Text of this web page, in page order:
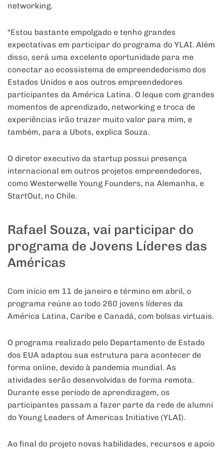
networking.
“Estou bastante empolgado e tenho grandes
expectativas em participar do programa do YLAI. Além
disso, será uma excelente oportunidade para me
conectar ao ecossistema de empreendedorismo dos
Estados Unidos e aos outros empreendedores
participantes da América Latina. O leque com grandes
momentos de aprendizado, networking e troca de
experiências irão trazer muito valor para mim, e
também, para a Ubots, explica Souza.
O diretor executivo da startup possui presença
internacional em outros projetos empreendedores,
como Westerwelle Young Founders, na Alemanha, e
StartOut, no Chile.
Rafael Souza, vai participar do
programa de Jovens Líderes das
Américas
Com início em 11 de janeiro e término em abril, o
programa reúne ao todo 260 jovens líderes da
América Latina, Caribe e Canadá, com bolsas virtuais.
O programa realizado pelo Departamento de Estado
dos EUA adaptou sua estrutura para acontecer de
forma online, devido à pandemia mundial. As
atividades serão desenvolvidas de forma remota.
Durante esse período de aprendizagem, os
participantes passam a fazer parte da rede de alumni
do Young Leaders of Americas Initiative (YLAI).
Ao final do projeto novas habilidades, recursos e apoio